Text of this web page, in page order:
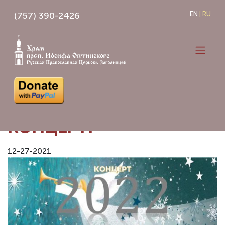
(757) 390-2426 EN RU
ПРИГЛАШАЕМ НА
КОНЦЕРТ!
12-27-2021